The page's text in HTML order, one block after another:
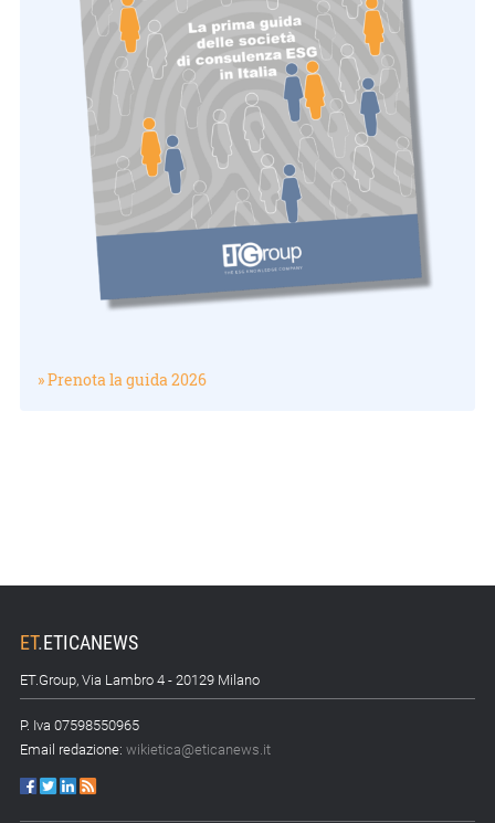
» Prenota la guida 2026
ET.ETICANEWS
ET.Group, Via Lambro 4 - 20129 Milano
P. Iva 07598550965
Email redazione: wikietica@eticanews.it